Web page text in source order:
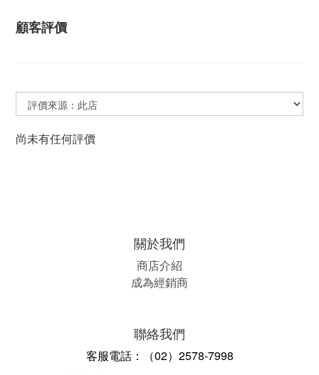
顧客評價
尚未有任何評價
關於我們
商店介紹
成為經銷商
聯絡我們
客服電話：（02）2578-7998